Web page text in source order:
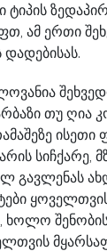
ტიპის
ამ ერთი
თუ ღია
ისეთი
სიჩქარე,
გავლენას
ხოლო